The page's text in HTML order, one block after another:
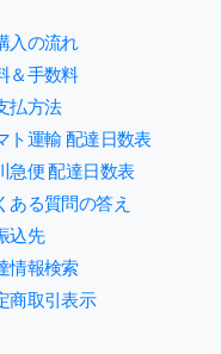
入の流れ
＆手数料
払方法
ト運輸 配達日数表
急便 配達日数表
ある質問の答え
込先
情報検索
商取引表示